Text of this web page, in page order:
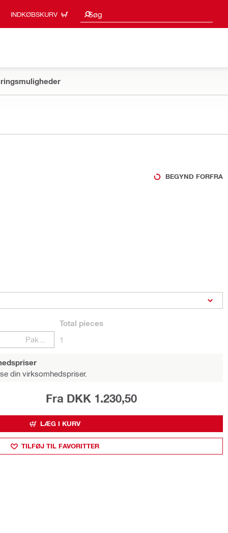
INDKØBSKURV Søg
Søgeresultater
BEGYND FORFRA
Total pieces
1
din virksomhedspriser.
Fra DKK 1.230,50
LÆG I KURV
TILFØJ TIL FAVORITTER